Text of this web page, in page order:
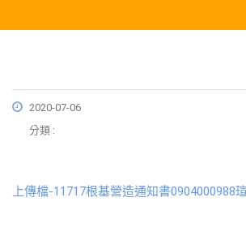
2020-07-06
分類 :
上傳檔-11717根基營造通知書0904000988